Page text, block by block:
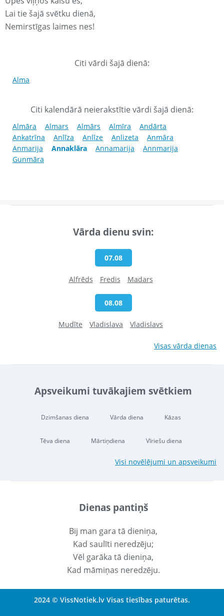
Lai tie šajā svētku dienā,
Nemirstīgas laimes nes!
Citi vārdi šajā dienā:
Alma
Citi kalendārā neierakstītie vārdi šajā dienā:
Almāra Almars Almārs Almīra
Andārta
Ankatrīna
Anlīza Anlīze Anlizeta
Anmāra
Anmarija
Annaklāra Annamarija
Annmarija
Gunmāra
Vārda dienu svin:
07.08
Alfrēds Fredis Madars
08.08
Mudīte Vladislava Vladislavs
Visas vārda dienas
Apsveikumi tuvākajiem svētkiem
Dzimšanas diena Vārda diena Kāzas
Tēva diena Mārtiņdiena Vīriešu diena
Visi novēlējumi un apsveikumi
Dienas pantiņš
Bij man gara tā dieniņa,
Kad saulīti neredzēju;
Vēl garāka tā dieniņa,
Kad māmiņas neredzēju.
2024 © VissNotiek.lv Visas tiesības paturētas.